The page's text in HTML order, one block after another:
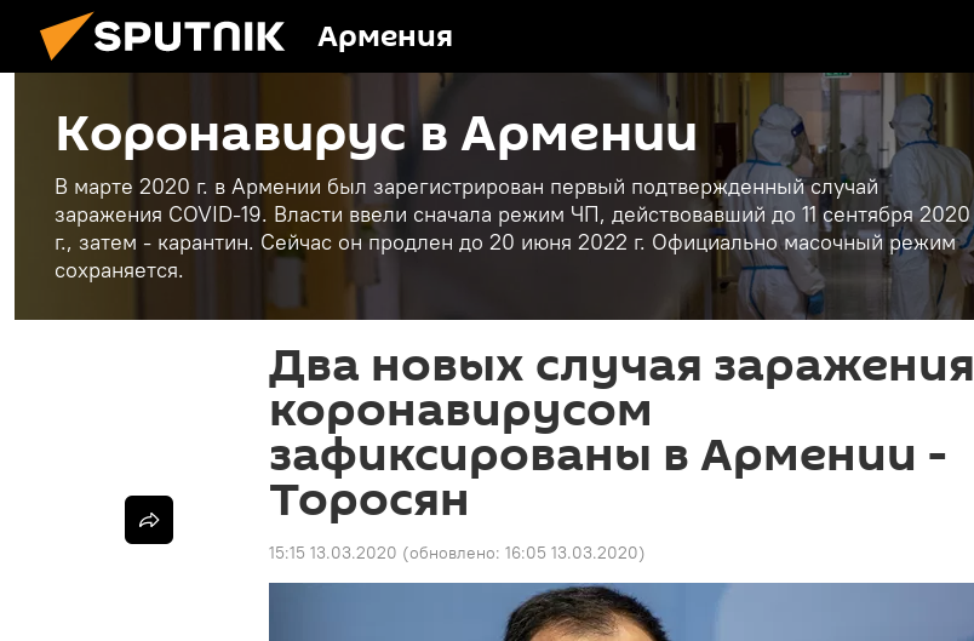
Армения
Коронавирус в Армении
В марте 2020 г. в Армении был зарегистрирован первый подтвержденный случай
заражения COVID-19. Власти ввели сначала режим ЧП, действовавший до 11 сентября 2020
г., затем - карантин. Сейчас он продлен до 20 июня 2022 г. Официально масочный режим
сохраняется.
Два новых случая заражения
коронавирусом
зафиксированы в Армении -
Торосян
15:15 13.03.2020 (обновлено: 16:05 13.03.2020)